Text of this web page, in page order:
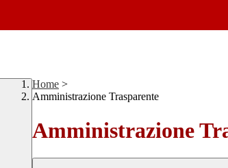
Home >
Amministrazione Trasparente
Amministrazione